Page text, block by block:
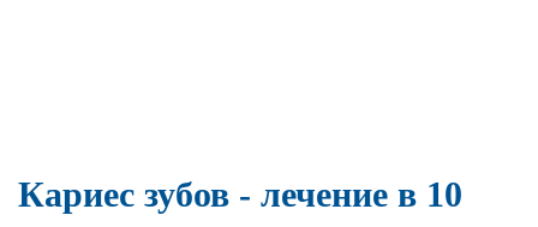
Кариес зубов - лечение в 10